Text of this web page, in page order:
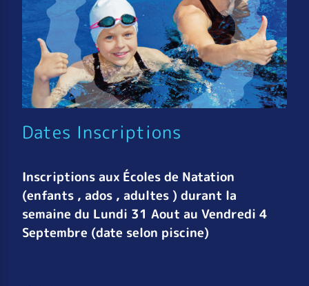
Dates Inscriptions
Inscriptions aux Écoles de Natation
(enfants , ados , adultes ) durant la
semaine du Lundi 31 Aout au Vendredi 4
Septembre (date selon piscine)